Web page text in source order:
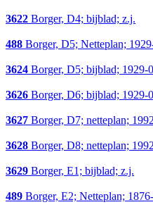
3622 Borger, D4; bijblad; z.j.
488 Borger, D5; Netteplan;
3624 Borger, D5; bijblad; 1929-
3626 Borger, D6; bijblad; 1929-
3627 Borger, D7; netteplan;
3628 Borger, D8; netteplan;
3629 Borger, E1; bijblad; z.j.
489 Borger, E2; Netteplan;